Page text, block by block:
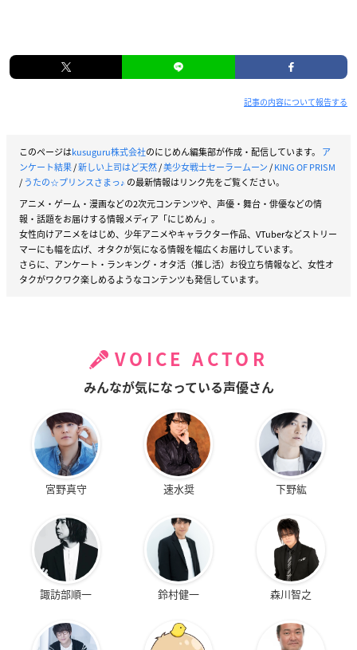
記事の内容について報告する
このページはkusuguru株式会社のにじめん編集部が作成・配信しています。 ア
ンケート結果/新しい上司はど天然/美少女戦士セーラームーン/KING OF PRISM
/ うたの☆プリンスさまっ♪ の最新情報はリンク先をご覧ください。
アニメ・ゲーム・漫画などの2次元コンテンツや、声優・舞台・俳優などの情
報・話題をお届けする情報メディア「にじめん」。
女性向けアニメをはじめ、少年アニメやキャラクター作品、VTuberなどストリー
マーにも幅を広げ、オタクが気になる情報を幅広くお届けしています。
さらに、アンケート・ランキング・オタ活（推し活）お役立ち情報など、女性オ
タクがワクワク楽しめるようなコンテンツも発信しています。
VOICE ACTOR
みんなが気になっている声優さん
宮野真守 速水奨 下野紘
諏訪部順一 鈴村健一 森川智之